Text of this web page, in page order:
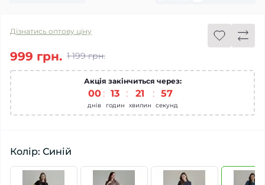
Дізнатись оптову ціну
1 199 грн.
999 грн.
Акція закінчиться через:
00
днів
: 13
годин
: 21
хвилин
: 56
секунд
Колір: Синій